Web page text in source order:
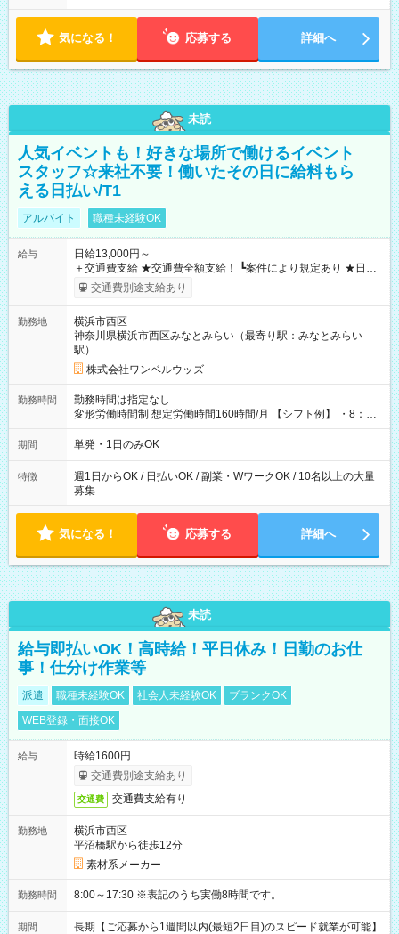
気になる！ 応募する 詳細へ
未読
人気イベントも！好きな場所で働けるイベント
スタッフ☆来社不要！働いたその日に給料もら
える日払い/T1
アルバイト 職種未経験OK
給与
日給13,000円～
＋交通費支給 ★交通費全額支給！ ┗案件により規定あり ★日払
いOK！（規定あり） ┗働いたその日に現金GET♪ お仕事後はコ
ンビニATMから 日払い分を引き落とせます！ 【試用期間】試
交通費別途支給あり
勤務地
横浜市西区
神奈川県横浜市西区みなとみらい（最寄り駅：みなとみらい
駅）
株式会社ワンベルウッズ
勤務時間
勤務時間は指定なし
変形労働時間制 想定労働時間160時間/月 【シフト例】 ・8：00
～21：00
期間 単発・1日のみOK
特徴
週1日からOK / 日払いOK / 副業・WワークOK / 10名以上の大量
募集
気になる！ 応募する 詳細へ
未読
給与即払いOK！高時給！平日休み！日勤のお仕
事！仕分け作業等
派遣 職種未経験OK 社会人未経験OK
ブランクOK
WEB登録・面接OK
給与
時給1600円
交通費別途支給あり
交通費 交通費支給有り
勤務地
横浜市西区
平沼橋駅から徒歩12分
素材系メーカー
勤務時間 8:00～17:30 ※表記のうち実働8時間です。
期間
長期【ご応募から1週間以内(最短2日目)のスピード就業が可能】